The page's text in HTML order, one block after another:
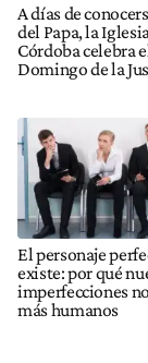
A días de
del Papa, la
Córdoba celebra
Domingo de la
El personaje
existe: por qué
imperfecciones
más humanos